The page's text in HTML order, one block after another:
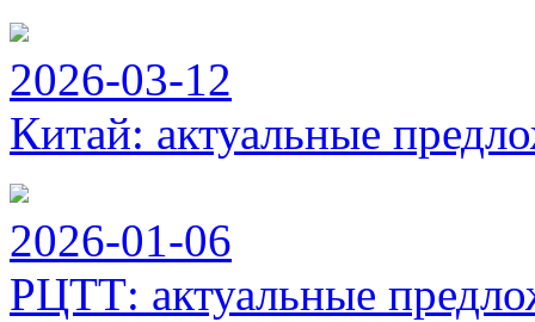
2026-03-12
Китай: актуальные
2026-01-06
РЦТТ: актуальные